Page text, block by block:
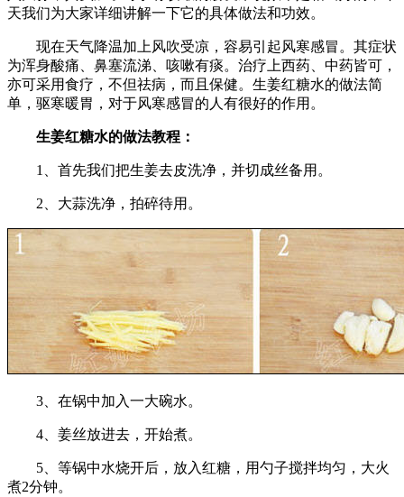
天我们为大家详细讲解一下它的具体做法和功效。
现在天气降温加上风吹受凉，容易引起风寒感冒。其症状
为浑身酸痛、鼻塞流涕、咳嗽有痰。治疗上西药、中药皆可，
亦可采用食疗，不但祛病，而且保健。生姜红糖水的做法简
单，驱寒暖胃，对于风寒感冒的人有很好的作用。
生姜红糖水的做法教程：
1、首先我们把生姜去皮洗净，并切成丝备用。
2、大蒜洗净，拍碎待用。
3、在锅中加入一大碗水。
4、姜丝放进去，开始煮。
5、等锅中水烧开后，放入红糖，用勺子搅拌均匀，大火
煮2分钟。